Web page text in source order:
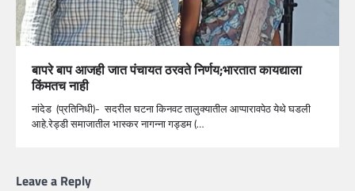
बापरे बाप आजही जात पंचायत ठरवते निर्णय;भारतात कायद्याला
किंमतच नाही
नांदेड (प्रतिनिधी)- सदरील घटना किनवट तालुक्यातील आप्पारावपेठ येथे घडली
आहे.रेड्डी समाजातील भास्कर नागन्ना गड्डम (…
Leave a Reply